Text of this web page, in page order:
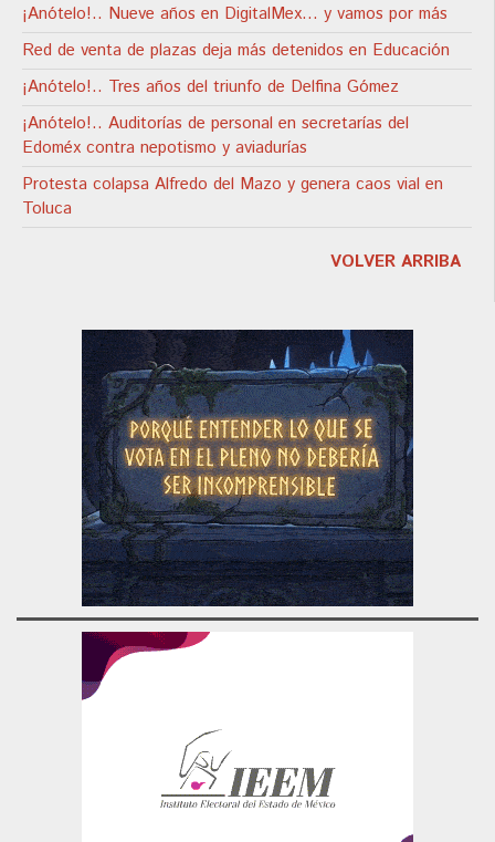
¡Anótelo!.. Nueve años en DigitalMex… y vamos por más
Red de venta de plazas deja más detenidos en Educación
¡Anótelo!.. Tres años del triunfo de Delfina Gómez
¡Anótelo!.. Auditorías de personal en secretarías del
Edoméx contra nepotismo y aviadurías
Protesta colapsa Alfredo del Mazo y genera caos vial en
Toluca
VOLVER ARRIBA